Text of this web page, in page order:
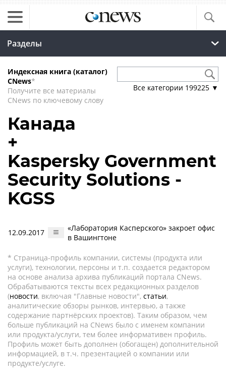
Разделы
Индексная книга (каталог)
CNews*
Получите все материалы
CNews по ключевому слову
Все категории 199225 ▼
Канада
+
Kaspersky Government
Security Solutions -
KGSS
12.09.2017
«Лаборатория Касперского» закроет офис
в Вашингтоне
* Страница-профиль компании, системы (продукта или
услуги), технологии, персоны и т.п. создается редактором
на основе анализа архива публикаций портала CNews.
Обрабатываются тексты всех редакционных разделов
(новости, включая "Главные новости", статьи,
аналитические обзоры рынков, интервью, а также
содержание партнёрских проектов). Таким образом, чем
больше публикаций на CNews было с именем компании
или продукта/услуги, тем более информативен профиль.
Профиль может быть дополнен (обогащен) дополнительной
информацией, в т.ч. презентацией о компании или
продукте/услуге.